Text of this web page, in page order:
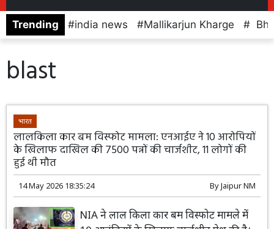
Trending india news Mallikarjun Kharge
blast
भारत
लालकिला कार बम विस्फोट मामला: एनआईए ने 10 आरोपियों
के खिलाफ दाखिल की 7500 पन्नों की चार्जशीट, 11 लोगों की
हुई थी मौत
14 May 2026 18:35:24 ByJaipur NM
NIA ने लाल किला कार बम विस्फोट मामले में